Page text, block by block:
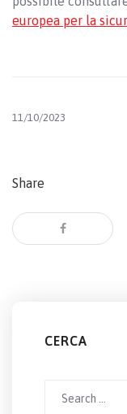
europea per la
11/10/2023
Share
CERCA